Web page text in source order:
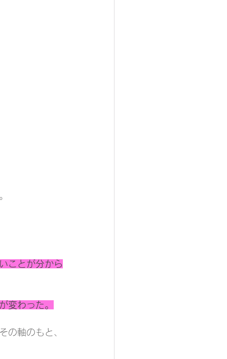
ことが分から
変わった。
の軸のもと、